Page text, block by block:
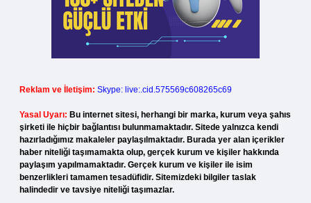
Reklam ve İletişim: Skype: live:.cid.575569c608265c69
Yasal Uyarı: Bu internet sitesi, herhangi bir marka, kurum veya şahıs
şirketi ile hiçbir bağlantısı bulunmamaktadır. Sitede yalnızca kendi
hazırladığımız makaleler paylaşılmaktadır. Burada yer alan içerikler
haber niteliği taşımamakta olup, gerçek kurum ve kişiler hakkında
paylaşım yapılmamaktadır. Gerçek kurum ve kişiler ile isim
benzerlikleri tamamen tesadüfidir. Sitemizdeki bilgiler taslak
halindedir ve tavsiye niteliği taşımazlar.